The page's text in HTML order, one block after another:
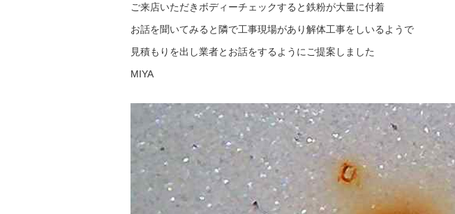
ご来店いただきボディーチェックすると鉄粉が大量に付着
お話を聞いてみると隣で工事現場があり解体工事をしいるようで
見積もりを出し業者とお話をするようにご提案しました
MIYA